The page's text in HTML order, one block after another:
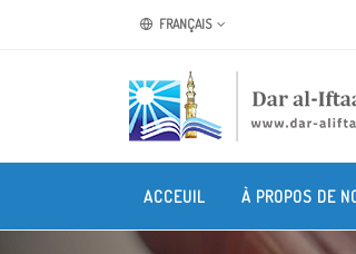
FRANÇAIS
ACCEUIL À PROPOS DE